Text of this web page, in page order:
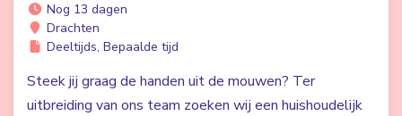
Nog 13 dagen
Drachten
Deeltijds, Bepaalde tijd
Steek jij graag de handen uit de mouwen? Ter
uitbreiding van ons team zoeken wij een huishoudelijk